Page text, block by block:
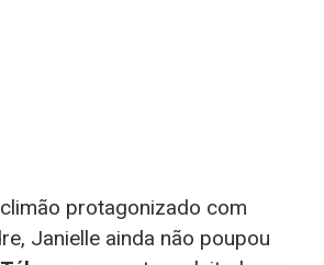
protagonizado com
Janielle ainda não poupou